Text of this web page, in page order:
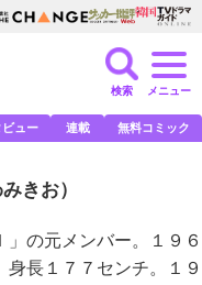
検索 メニュー
ビュー 連載 無料コミック
きお）
の元メンバー。１９６
身長１７７センチ。１９